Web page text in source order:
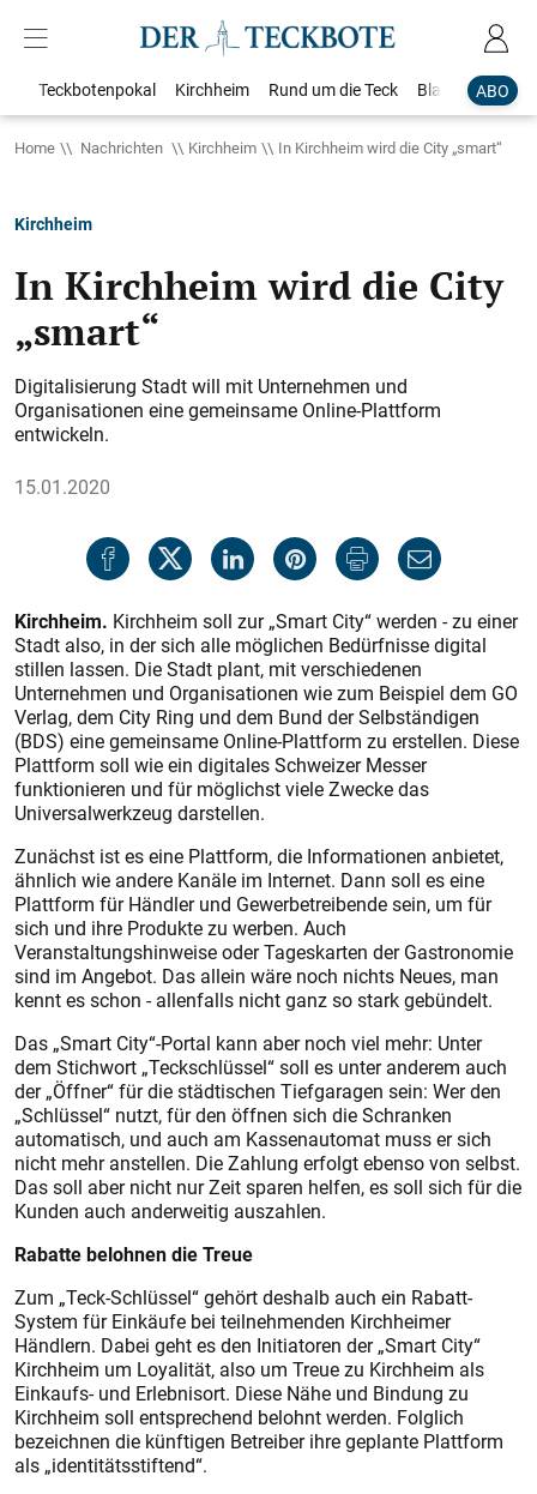
ABO
Teckbotenpokal Kirchheim Rund um die Teck Blaulicht
Home Nachrichten Kirchheim In Kirchheim wird die City „smart“
Kirchheim
In Kirchheim wird die City
„smart“
Digitalisierung Stadt will mit Unternehmen und
Organisationen eine gemeinsame Online-Plattform
entwickeln.
15.01.2020
Kirchheim. Kirchheim soll zur „Smart City“ werden - zu einer
Stadt also, in der sich alle möglichen Bedürfnisse digital
stillen lassen. Die Stadt plant, mit verschiedenen
Unternehmen und Organisationen wie zum Beispiel dem GO
Verlag, dem City Ring und dem Bund der Selbständigen
(BDS) eine gemeinsame Online-Plattform zu erstellen. Diese
Plattform soll wie ein digitales Schweizer Messer
funktionieren und für möglichst viele Zwecke das
Universalwerkzeug darstellen.
Zunächst ist es eine Plattform, die Informationen anbietet,
ähnlich wie andere Kanäle im Internet. Dann soll es eine
Plattform für Händler und Gewerbetreibende sein, um für
sich und ihre Produkte zu werben. Auch
Veranstaltungshinweise oder Tageskarten der Gastronomie
sind im Angebot. Das allein wäre noch nichts Neues, man
kennt es schon - allenfalls nicht ganz so stark gebündelt.
Das „Smart City“-Portal kann aber noch viel mehr: Unter
dem Stichwort „Teckschlüssel“ soll es unter anderem auch
der „Öffner“ für die städtischen Tiefgaragen sein: Wer den
„Schlüssel“ nutzt, für den öffnen sich die Schranken
automatisch, und auch am Kassenautomat muss er sich
nicht mehr anstellen. Die Zahlung erfolgt ebenso von selbst.
Das soll aber nicht nur Zeit sparen helfen, es soll sich für die
Kunden auch anderweitig auszahlen.
Rabatte belohnen die Treue
Zum „Teck-Schlüssel“ gehört deshalb auch ein Rabatt-
System für Einkäufe bei teilnehmenden Kirchheimer
Händlern. Dabei geht es den Initiatoren der „Smart City“
Kirchheim um Loyalität, also um Treue zu Kirchheim als
Einkaufs- und Erlebnisort. Diese Nähe und Bindung zu
Kirchheim soll entsprechend belohnt werden. Folglich
bezeichnen die künftigen Betreiber ihre geplante Plattform
als „identitätsstiftend“.